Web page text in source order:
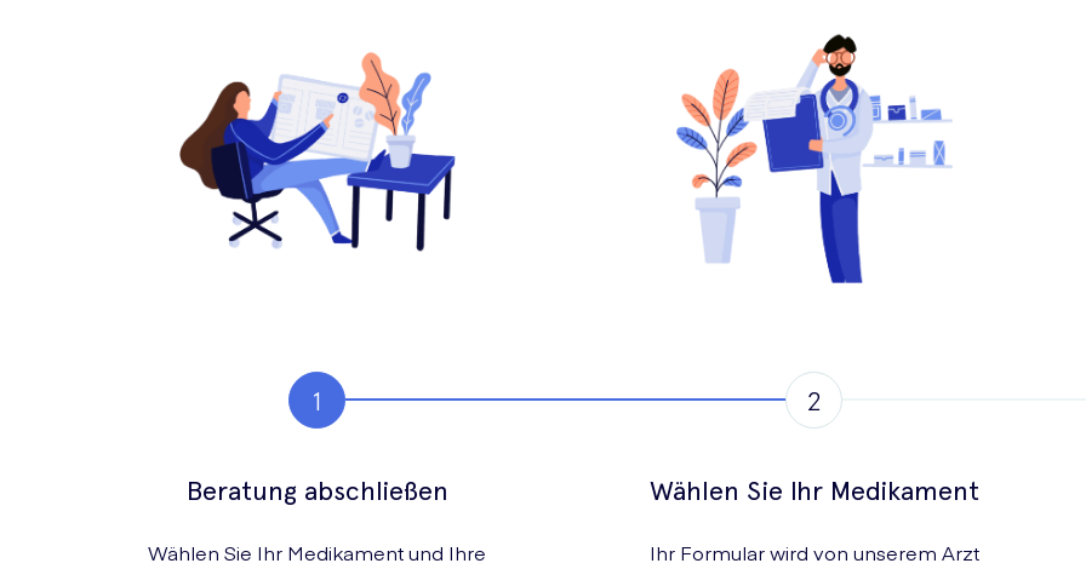
Beratung abschließen
Wählen Sie Ihr Medikament und Ihre
Wählen Sie Ihr Medikament
Ihr Formular wird von unserem Arzt